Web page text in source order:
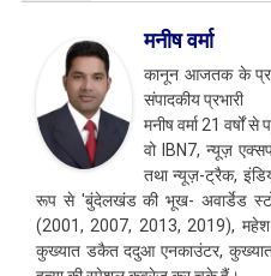
मनीष वर्मा
कानून आजतक के
संपादकीय प्रभारी
मनीष वर्मा 21 वर्षों
वो IBN7, न्यूज़
तथा न्यूज़-ट्रैक,
रूप से 'बुंदेलखंड की भूख- अवार्डेड
(2001, 2007, 2013, 2019), महेश
कुख्यात डकैत ददुआ एनकाउंटर, कुख्यात